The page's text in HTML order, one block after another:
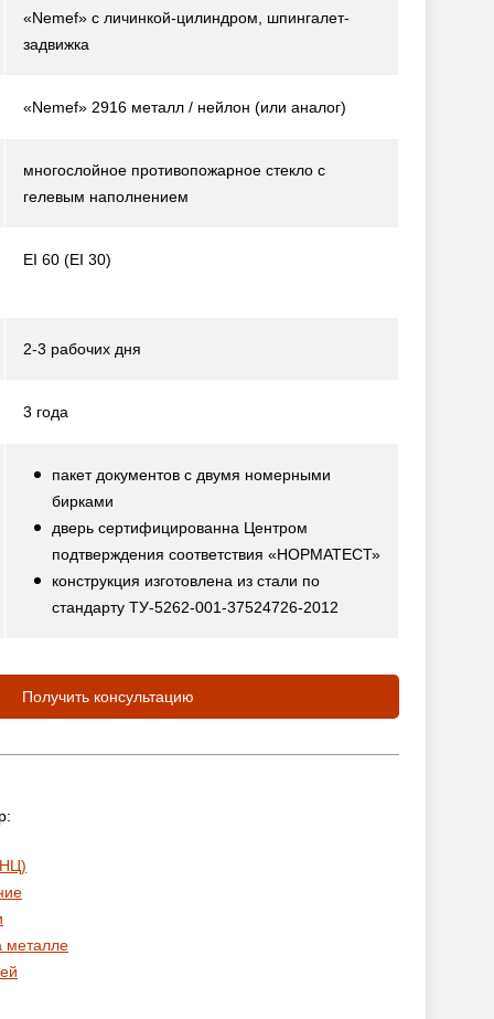
«Nemef» с личинкой-цилиндром, шпингалет-
задвижка
«Nemef» 2916 металл / нейлон (или аналог)
многослойное противопожарное стекло с
гелевым наполнением
EI 60 (EI 30)
2-3 рабочих дня
3 года
пакет документов с двумя номерными
бирками
дверь сертифицированна Центром
подтверждения соответствия «НОРМАТЕСТ»
конструкция изготовлена из стали по
стандарту ТУ-5262-001-37524726-2012
Получить консультацию
металле